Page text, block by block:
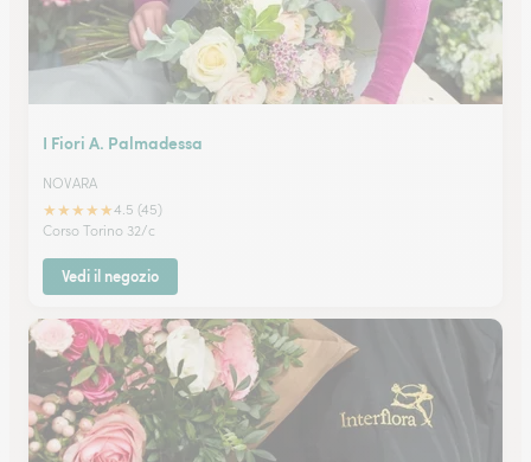
I Fiori A. Palmadessa
NOVARA
★★★★★4.5 (45)
Corso Torino 32/c
Vedi il negozio